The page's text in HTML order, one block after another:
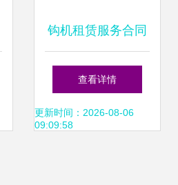
钩机租赁服务合同
范本及关键条款解
析
查看详情
更新时间：2026-08-06
09:09:58